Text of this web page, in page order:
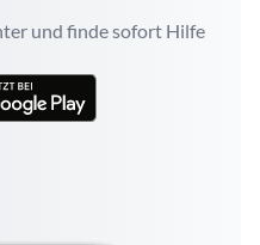
und finde sofort Hilfe